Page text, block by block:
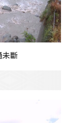
未斷